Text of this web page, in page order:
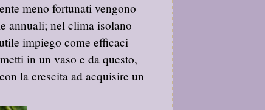
meno fortunati vengono
annuali; nel clima isolano
impiego come efficaci
in un vaso e da questo,
la crescita ad acquisire un